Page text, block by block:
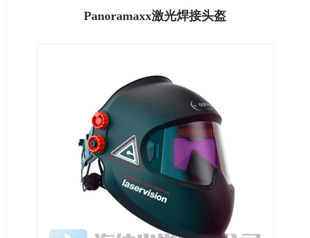
Panoramaxx激光焊接头盔